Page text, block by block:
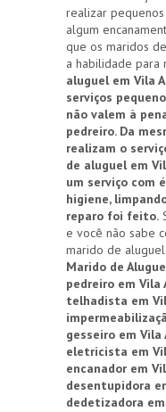
realizar
algum
que os maridos
a habilidade para
aluguel em Vila
serviços
não valem à
pedreiro. Da
realizam o
de aluguel em
um serviço com
higiene,
reparo foi feito.
e você não sabe
marido de
Marido de
pedreiro em Vila
telhadista em
gesseiro em Vila
eletricista em
encanador em
desentupidora
dedetizadora em